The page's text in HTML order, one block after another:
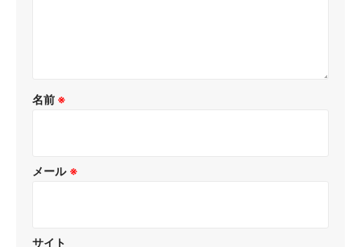
名前 ※
メール ※
サイト